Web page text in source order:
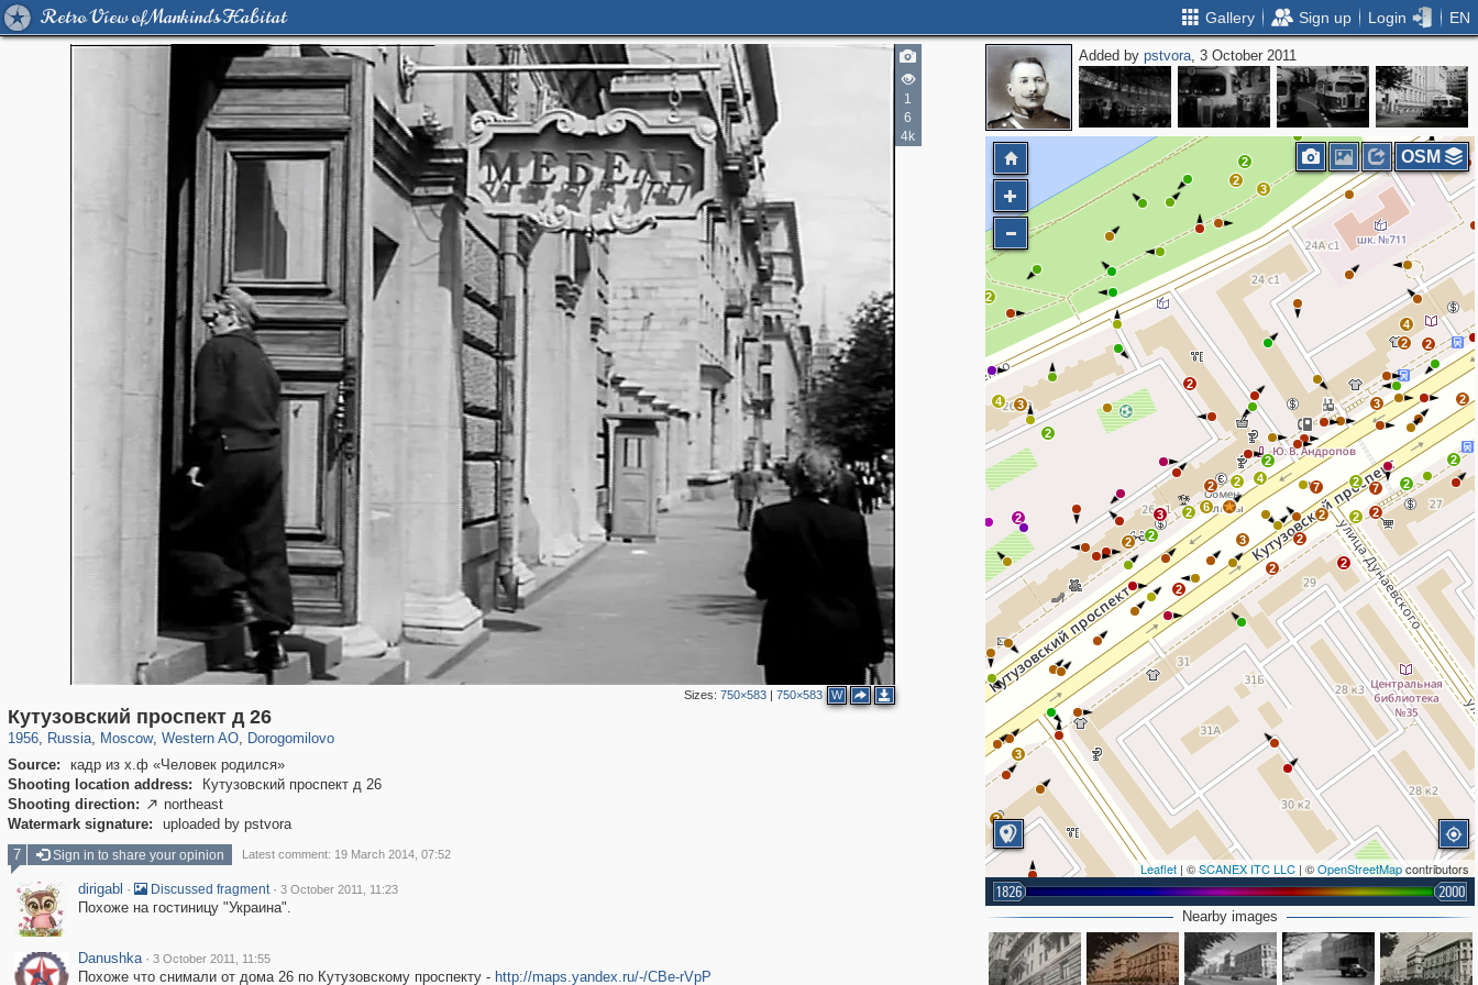
Retro View of Mankind's Habitat Gallery Sign up Login EN
1
6
4k
Sizes: 750×583| 750×583 W
Кутузовский проспект д 26
1956, Russia
1,406,840 29,243
, Moscow
319,864 8,286
, Western AO
27,129 310
, Dorogomilovo
6,082
Source:
кадр из х.ф «Человек родился»
Shooting location address:
Кутузовский проспект д 26
Shooting direction:  northeast
Watermark signature:
uploaded by pstvora
Added bypstvora, 3 October 2011
3
2
2
2
2
2
2
2
2
2
2
2
7
2
3
4
2
3
2
2
2
3
2
4
2
2
2
3
2
2
2
4
2
6
2
3
2
2
7
2 2
2
2
Leaflet | ©SCANEX ITC LLC | ©OpenStreetMapcontributors
1826 2000
OSM
Nearby images
7 Sign in to share your opinion Latest comment: 19 March 2014, 07:52
dirigabl · Discussed fragment · 3 October 2011, 11:23
Похоже на гостиницу "Украина".
Danushka · 3 October 2011, 11:55
Похоже что снимали от дома 26 по Кутузовскому проспекту - http://maps.yandex.ru/-/CBe-rVpP